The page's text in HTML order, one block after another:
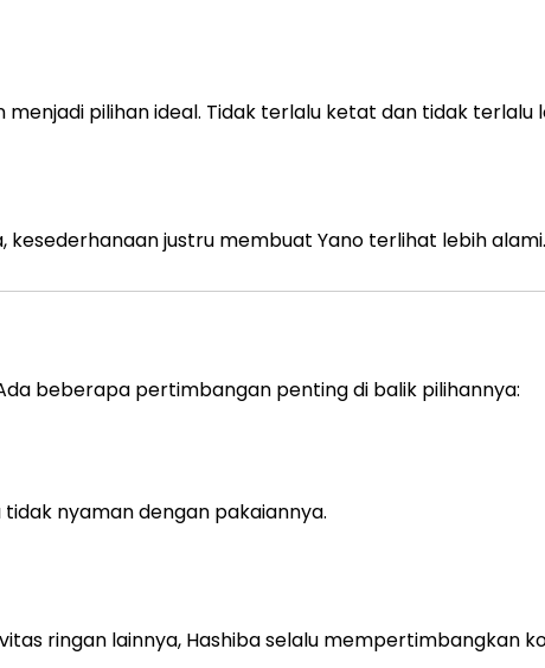
pilihan ideal. Tidak terlalu ketat dan tidak terlalu
kesederhanaan justru membuat Yano terlihat lebih alami.
beberapa pertimbangan penting di balik pilihannya:
nyaman dengan pakaiannya.
ringan lainnya, Hashiba selalu mempertimbangkan